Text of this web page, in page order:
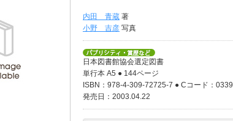
内田 青蔵 著
小野 吉彦 写真
日本図書館協会選定図書
単行本 A5 ● 144ページ
ISBN：978-4-309-72725-7 ● Cコード：0339
発売日：2003.04.22